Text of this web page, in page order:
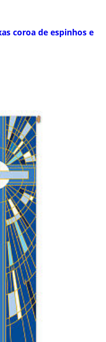
coroa de espinhos e